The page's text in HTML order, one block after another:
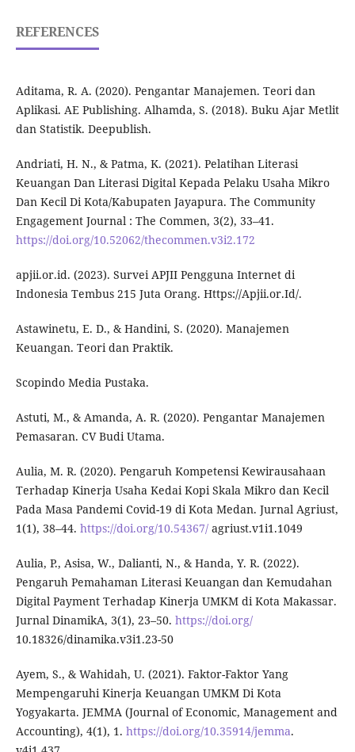
REFERENCES
Aditama, R. A. (2020). Pengantar Manajemen. Teori dan
Aplikasi. AE Publishing. Alhamda, S. (2018). Buku Ajar Metlit
dan Statistik. Deepublish.
Andriati, H. N., & Patma, K. (2021). Pelatihan Literasi
Keuangan Dan Literasi Digital Kepada Pelaku Usaha Mikro
Dan Kecil Di Kota/Kabupaten Jayapura. The Community
Engagement Journal : The Commen, 3(2), 33–41.
https://doi.org/10.52062/thecommen.v3i2.172
apjii.or.id. (2023). Survei APJII Pengguna Internet di
Indonesia Tembus 215 Juta Orang. Https://Apjii.or.Id/.
Astawinetu, E. D., & Handini, S. (2020). Manajemen
Keuangan. Teori dan Praktik.
Scopindo Media Pustaka.
Astuti, M., & Amanda, A. R. (2020). Pengantar Manajemen
Pemasaran. CV Budi Utama.
Aulia, M. R. (2020). Pengaruh Kompetensi Kewirausahaan
Terhadap Kinerja Usaha Kedai Kopi Skala Mikro dan Kecil
Pada Masa Pandemi Covid-19 di Kota Medan. Jurnal Agriust,
1(1), 38–44. https://doi.org/10.54367/agriust.v1i1.1049
Aulia, P., Asisa, W., Dalianti, N., & Handa, Y. R. (2022).
Pengaruh Pemahaman Literasi Keuangan dan Kemudahan
Digital Payment Terhadap Kinerja UMKM di Kota Makassar.
Jurnal DinamikA, 3(1), 23–50. https://doi.org/
10.18326/dinamika.v3i1.23-50
Ayem, S., & Wahidah, U. (2021). Faktor-Faktor Yang
Mempengaruhi Kinerja Keuangan UMKM Di Kota
Yogyakarta. JEMMA (Journal of Economic, Management and
Accounting), 4(1), 1. https://doi.org/10.35914/jemma.